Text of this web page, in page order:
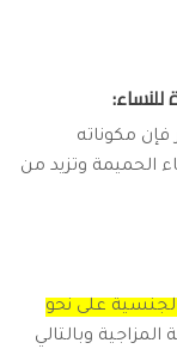
مكوناته
الحميمة وتزيد من
على نحو
وبالتالي